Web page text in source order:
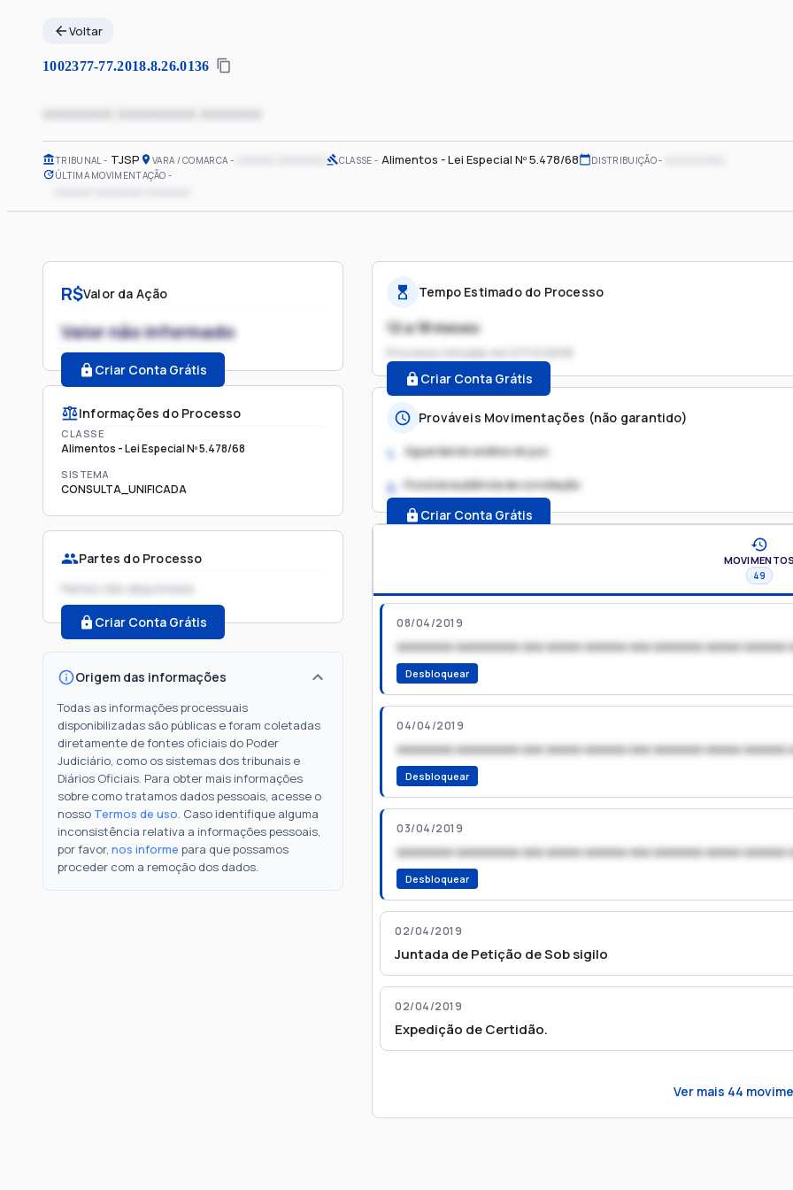
Voltar
1002377-77.2018.8.26.0136
xxxxxxxx xxxxxxxxx xxxxxxx
TRIBUNAL TJSP VARA / COMARCA CLASSE Alimentos - Lei Especial Nº 5.478/68 DISTRIBUIÇÃO
ÚLTIMA MOVIMENTAÇÃO
R$Valor da Ação
Valor não informado
Criar Conta Grátis
Informações do Processo
CLASSE
Alimentos - Lei Especial Nº 5.478/68
SISTEMA
CONSULTA_UNIFICADA
Partes do Processo
Partes não disponíveis
Criar Conta Grátis
Origem das informações
Todas as informações processuais
disponibilizadas são públicas e foram coletadas
diretamente de fontes oficiais do Poder
Judiciário, como os sistemas dos tribunais e
Diários Oficiais. Para obter mais informações
sobre como tratamos dados pessoais, acesse o
nosso Termos de uso. Caso identifique alguma
inconsistência relativa a informações pessoais,
por favor, nos informe para que possamos
proceder com a remoção dos dados.
Tempo Estimado do Processo
12 a 18 meses
Processo iniciado em
Criar Conta Grátis
Prováveis Movimentações (não garantido)
1. Aguardando análise do juiz
2. Possível audiência de conciliação
Criar Conta Grátis
MOVIMENTOS
49
08/04/2019
xxxxxxxx xxxxxxxxx xxx xxxxx xxxxxx xxx xxxxxxx xxxxx xxxxxx
Desbloquear
04/04/2019
xxxxxxxx xxxxxxxxx xxx xxxxx xxxxxx xxx xxxxxxx xxxxx xxxxxx
Desbloquear
03/04/2019
xxxxxxxx xxxxxxxxx xxx xxxxx xxxxxx xxx xxxxxxx xxxxx xxxxxx
Desbloquear
02/04/2019
Juntada de Petição de Sob sigilo
02/04/2019
Expedição de Certidão.
Ver mais 44